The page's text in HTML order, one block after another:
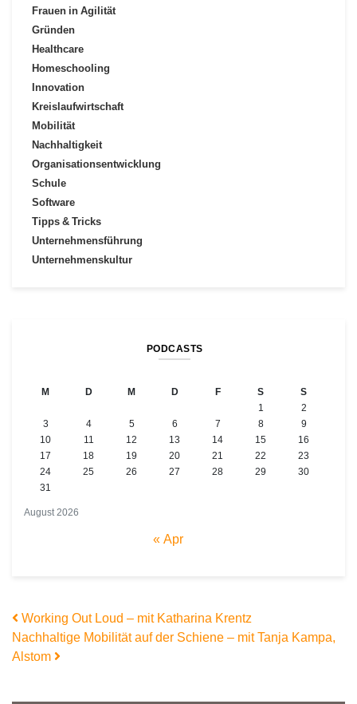
Frauen in Agilität
Gründen
Healthcare
Homeschooling
Innovation
Kreislaufwirtschaft
Mobilität
Nachhaltigkeit
Organisationsentwicklung
Schule
Software
Tipps & Tricks
Unternehmensführung
Unternehmenskultur
PODCASTS
August 2026
M D M D F S
S
1
2
3
4 5 6 7 8
9
10
11 12 13 14 15
16
17
18 19 20 21 22
23
24
25 26 27 28 29
30
31
« Apr
Beitrags-Navigation
Working Out Loud – mit Katharina Krentz
Nachhaltige Mobilität auf der Schiene – mit Tanja Kampa,
Alstom